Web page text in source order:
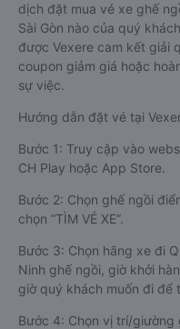
dịch đặt mua vé xe ghế
Sài Gòn nào của quý
được Vexere cam kết giải
coupon giảm giá hoặc
sự việc.
Hướng dẫn đặt vé tại
Bước 1: Truy cập vào
CH Play hoặc App Store.
Bước 2: Chọn ghế ngồi
chọn “TÌM VÉ XE”.
Bước 3: Chọn hãng xe đi
Ninh ghế ngồi, giờ khởi
giờ quý khách muốn đi để
Bước 4: Chọn vị trí/giường